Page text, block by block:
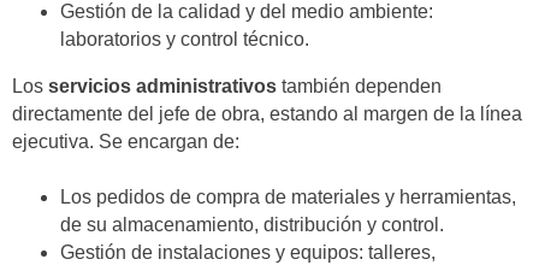
Gestión de la calidad y del medio ambiente:
laboratorios y control técnico.
Los servicios administrativos también dependen
directamente del jefe de obra, estando al margen de la línea
ejecutiva. Se encargan de:
Los pedidos de compra de materiales y herramientas,
de su almacenamiento, distribución y control.
Gestión de instalaciones y equipos: talleres,